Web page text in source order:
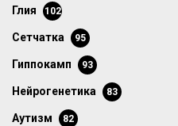
глия 102
сетчатка 95
гиппокамп 93
нейрогенетика 83
аутизм 82